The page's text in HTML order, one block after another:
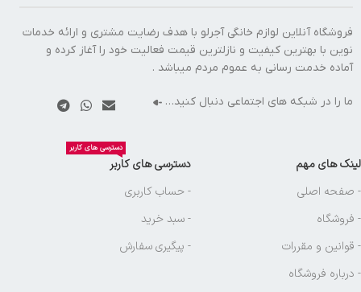
فروشگاه آنلاین لوازم خانگی آجرلو با هدف رضایت مشتری و ارائه خدمات
نوین با بهترین کیفیت و نازلترین قیمت فعالیت خود را آغاز کرده و
آماده خدمت رسانی به عموم مردم میباشد .
ما را در شبکه های اجتماعی دنبال کنید…
لینک های مهم
- صفحه اصلی
- فروشگاه
- قوانین و مقررات
- درباره فروشگاه
دسترسی های کاربر
دسترسی های کاربر
- حساب کاربری
- سبد خرید
- پیگیری سفارش